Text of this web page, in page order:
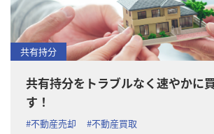
共有持分
共有持分をトラブルなく速やかに
す！
#不動産売却
#不動産買取